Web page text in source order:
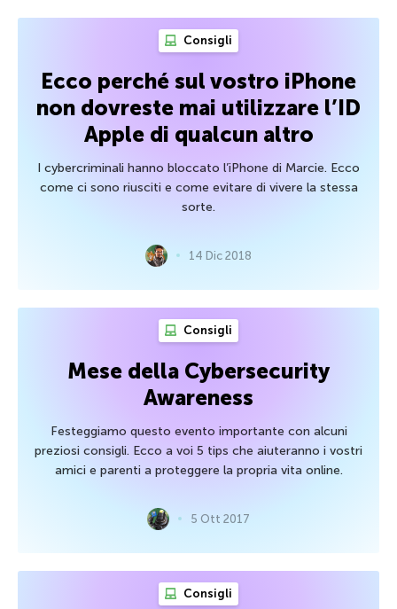
Consigli
Ecco perché sul vostro iPhone
non dovreste mai utilizzare l’ID
Apple di qualcun altro
I cybercriminali hanno bloccato l’iPhone di Marcie. Ecco
come ci sono riusciti e come evitare di vivere la stessa
sorte.
14 Dic 2018
Consigli
Mese della Cybersecurity
Awareness
Festeggiamo questo evento importante con alcuni
preziosi consigli. Ecco a voi 5 tips che aiuteranno i vostri
amici e parenti a proteggere la propria vita online.
5 Ott 2017
Consigli